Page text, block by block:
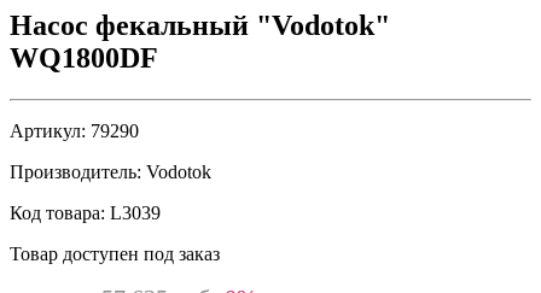
Насос фекальный "Vodotok"
WQ1800DF
Артикул: 79290
Производитель: Vodotok
Код товара: L3039
Товар доступен под заказ